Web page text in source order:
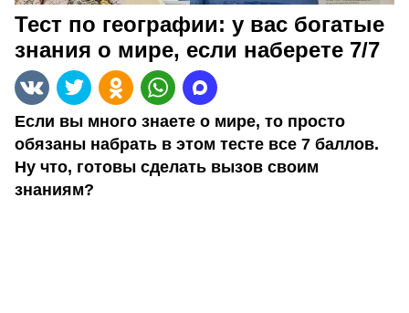
Тест по географии: у вас богатые
знания о мире, если наберете 7/7
Если вы много знаете о мире, то просто
обязаны набрать в этом тесте все 7 баллов.
Ну что, готовы сделать вызов своим
знаниям?